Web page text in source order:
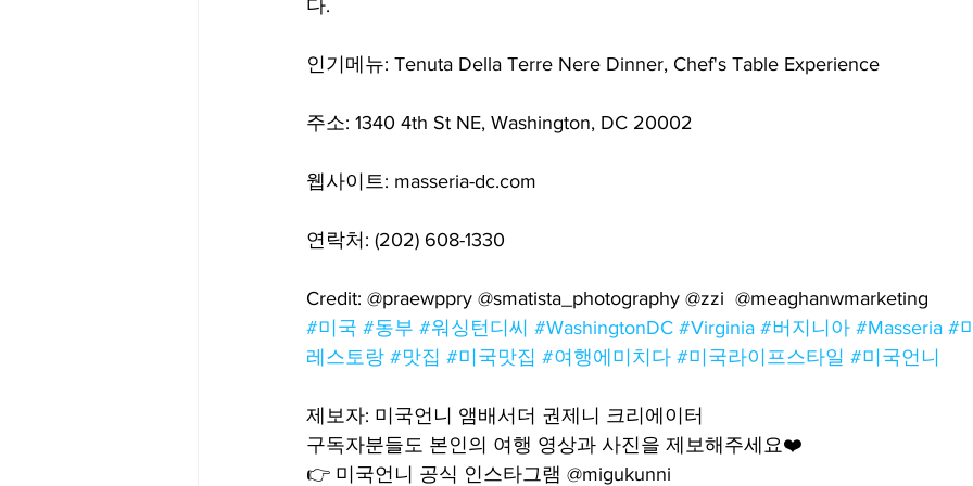
다.
인기메뉴: Tenuta Della Terre Nere Dinner, Chef's Table Experience
주소: 1340 4th St NE, Washington, DC 20002
웹사이트: masseria-dc.com
연락처: (202) 608-1330
Credit: @praewppry @smatista_photography @zzi  @meaghanwmarketing
#미국 #동부 #워싱턴디씨 #WashingtonDC #Virginia #버지니아 #Masseria #
레스토랑 #맛집 #미국맛집 #여행에미치다 #미국라이프스타일 #미국언니
제보자: 미국언니 앰배서더 권제니 크리에이터
구독자분들도 본인의 여행 영상과 사진을 제보해주세요❤️
👉 미국언니 공식 인스타그램 @migukunni